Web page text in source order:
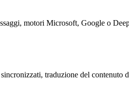
motori Microsoft, Google o
traduzione del